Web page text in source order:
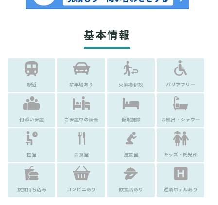
基本情報
駅近 駐車場あり 火葬場併設 バリアフリー
付添い安置 ご安置中の面会 仮眠施設 お風呂・シャワー
控室 会食室 法要室 キッズ・託児所
飲食持ち込み コンビニあり 飲食店あり 近隣ホテルあり